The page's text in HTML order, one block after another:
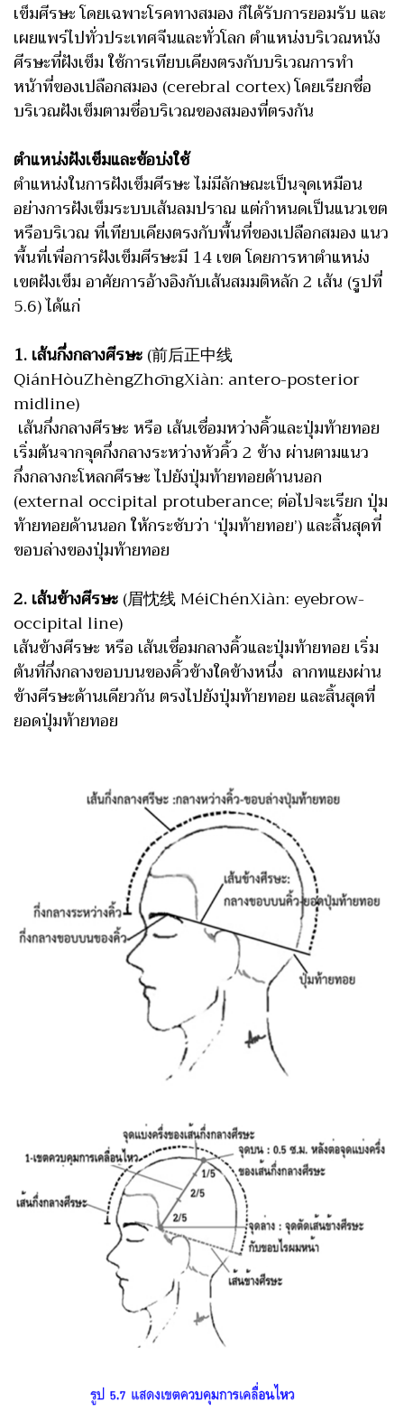
เข็มศีรษะ โดยเฉพาะโรคทางสมอง ก็ได้รับการยอมรับ และ
เผยแพร่ไปทั่วประเทศจีนและทั่วโลก ตำแหน่งบริเวณหนัง
ศีรษะที่ฝังเข็ม ใช้การเทียบเคียงตรงกับบริเวณการทำ
หน้าที่ของเปลือกสมอง (cerebral cortex) โดยเรียกชื่อ
บริเวณฝังเข็มตามชื่อบริเวณของสมองที่ตรงกัน
ตำแหน่งฝังเข็มและข้อบ่งใช้
ตำแหน่งในการฝังเข็มศีรษะ ไม่มีลักษณะเป็นจุดเหมือน
อย่างการฝังเข็มระบบเส้นลมปราณ แต่กำหนดเป็นแนวเขต
หรือบริเวณ ที่เทียบเคียงตรงกับพื้นที่ของเปลือกสมอง แนว
พื้นที่เพื่อการฝังเข็มศีรษะมี 14 เขต โดยการหาตำแหน่ง
เขตฝังเข็ม อาศัยการอ้างอิงกับเส้นสมมติหลัก 2 เส้น (รูปที่
5.6) ได้แก่
1. เส้นกึ่งกลางศีรษะ(前后正中线
QiánHòuZhèngZhōngXiàn: antero-posterior
midline)
เส้นกึ่งกลางศีรษะ หรือ เส้นเชื่อมหว่างคิ้วและปุ่มท้ายทอย
เริ่มต้นจากจุดกึ่งกลางระหว่างหัวคิ้ว 2 ข้าง ผ่านตามแนว
กึ่งกลางกะโหลกศีรษะ ไปยังปุ่มท้ายทอยด้านนอก
(external occipital protuberance; ต่อไปจะเรียก ปุ่ม
ท้ายทอยด้านนอก ให้กระชับว่า ‘ปุ่มท้ายทอย’) และสิ้นสุดที่
ขอบล่างของปุ่มท้ายทอย
2. เส้นข้างศีรษะ(眉忱线 MéiChénXiàn: eyebrow-
occipital line)
เส้นข้างศีรษะ หรือ เส้นเชื่อมกลางคิ้วและปุ่มท้ายทอย เริ่ม
ต้นที่กึ่งกลางขอบบนของคิ้วข้างใดข้างหนึ่ง ลากทแยงผ่าน
ข้างศีรษะด้านเดียวกัน ตรงไปยังปุ่มท้ายทอย และสิ้นสุดที่
ยอดปุ่มท้ายทอย